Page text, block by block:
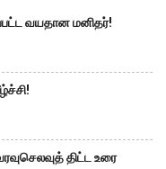
வயதான மனிதர்!
திட்ட உரை